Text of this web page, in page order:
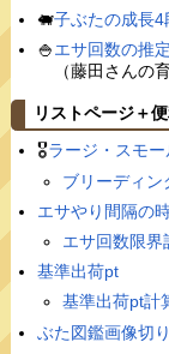
🐖子ぶたの成長4
🍚エサ回数の推
（藤田さんの育
リストページ＋
🎖ラージ・スモー
ブリーディン
エサやり間隔の
エサ回数限界
基準出荷pt
基準出荷pt計
ぶた図鑑画像切